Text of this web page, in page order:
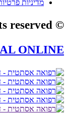
מדיניות
© All rights reserved
ONLINE